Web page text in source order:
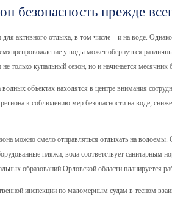
безопасность прежде
активного отдыха, в том числе – и на воде.
у воды может обернуться
только купальный сезон, но и начинается
объектах находятся в центре внимания
к соблюдению мер безопасности на воде,
можно смело отправляться отдыхать на
пляжи, вода соответствует
образований Орловской области планируется
инспекции по маломерным судам в тесном